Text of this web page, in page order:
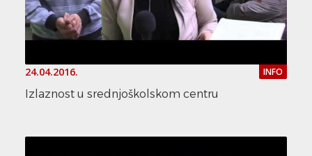
24.04.2016. INFO
Izlaznost u srednjoškolskom centru